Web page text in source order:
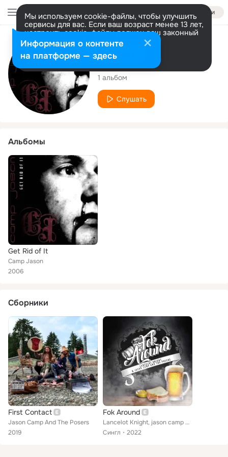
Войти
Мы используем cookie-файлы, чтобы улучшить
сервисы для вас. Если ваш возраст менее 13 лет,
настроить cookie-файлы должен ваш законный
представитель. Больше информации
Разрешить все Настроить
Исполнитель
Camp Jason
1 альбом
Слушать
Альбомы
Get Rid of It
Camp Jason
2006
Сборники
First Contact
Jason Camp And The Posers
2019
Fok Around
Lancelot Knight, jason camp and the posers
Сингл
2022
Информация о контенте
на платформе — здесь